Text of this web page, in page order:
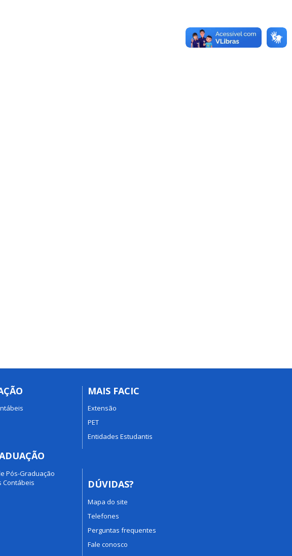
Pós-Graduação
Contábeis
MAIS FACIC
Extensão
PET
Entidades Estudantis
DÚVIDAS?
Mapa do site
Telefones
Perguntas frequentes
Fale conosco